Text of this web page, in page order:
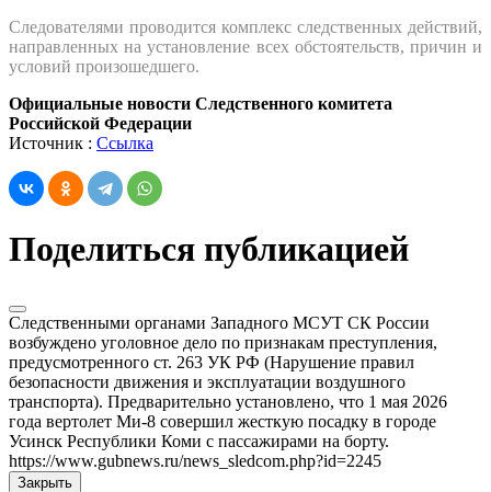
Следователями проводится комплекс следственных действий,
направленных на установление всех обстоятельств, причин и
условий произошедшего.
Официальные новости Следственного комитета
Российской Федерации
Источник : Ссылка
Поделиться публикацией
Следственными органами Западного МСУТ СК России
возбуждено уголовное дело по признакам преступления,
предусмотренного ст. 263 УК РФ (Нарушение правил
безопасности движения и эксплуатации воздушного
транспорта). Предварительно установлено, что 1 мая 2026
года вертолет Ми-8 совершил жесткую посадку в городе
Усинск Республики Коми с пассажирами на борту.
https://www.gubnews.ru/news_sledcom.php?id=2245
Закрыть